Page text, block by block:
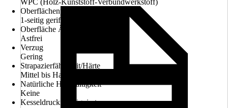
WPC (Holz-Kunststoff-Verbundwerkstoff)
Oberflächenprofil
1-seitig geriffelt, 1-seitig genutet
Oberfläche Äste
Astfrei
Verzug
Gering
Strapazierfähigkeit/Härte
Mittel bis Hart
Natürliche Harzhaltigkeit
Keine
Kesseldruckimprägniert